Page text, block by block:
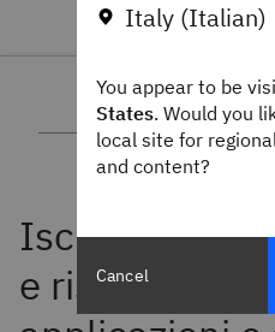
Italy (Italian)
You appear to be
States. Would you
local site for
and content?
Cancel